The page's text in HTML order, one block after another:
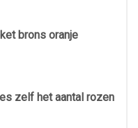
brons oranje
zelf het aantal rozen